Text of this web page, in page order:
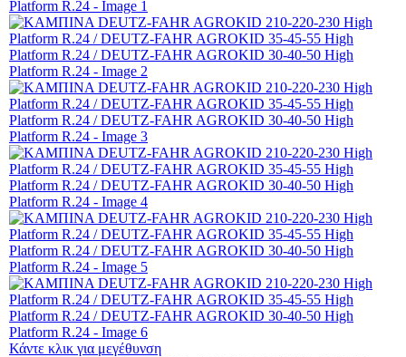
Κάντε κλικ για μεγέθυνση